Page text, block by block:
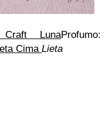
LunaProfumo:
Cima Lieta